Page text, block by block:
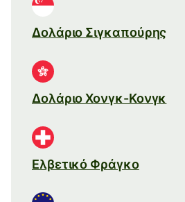
Δολάριο Σιγκαπούρης
Δολάριο Χονγκ-Κονγκ
Ελβετικό Φράγκο